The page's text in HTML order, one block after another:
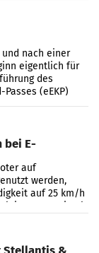
nach einer
eigentlich für
des
(eEKP)
bei E-
auf
werden,
auf 25 km/h
maximal
Stellantis &